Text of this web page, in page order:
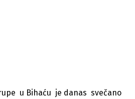
u Bihaću je danas svečano